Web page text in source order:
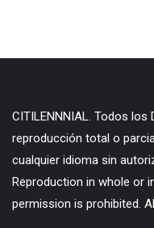
CITILENNNIAL. Todos los
reproducción total o
cualquier idioma sin
Reproduction in whole or
permission is prohibited.